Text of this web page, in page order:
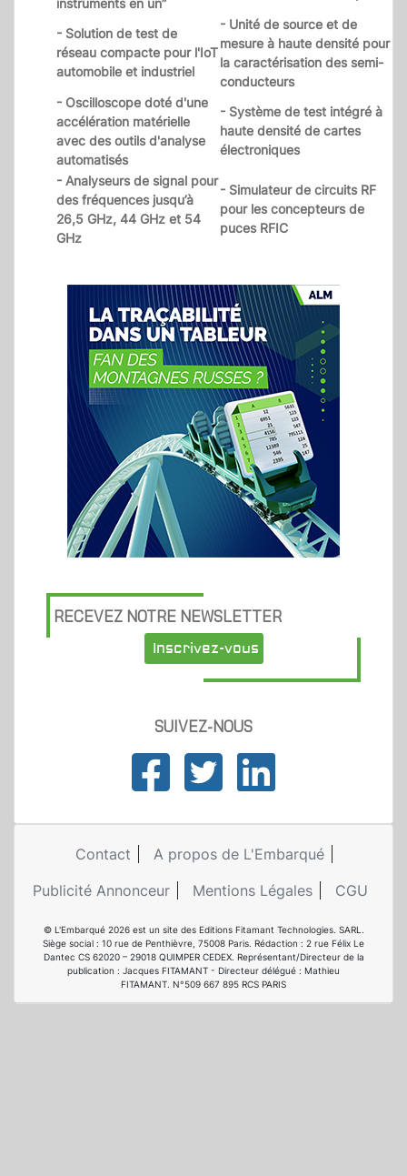
instruments en un”
- Solution de test de
réseau compacte pour l'IoT
automobile et industriel
- Unité de source et de
mesure à haute densité pour
la caractérisation des semi-
conducteurs
- Oscilloscope doté d'une
accélération matérielle
avec des outils d'analyse
automatisés
- Système de test intégré à
haute densité de cartes
électroniques
- Analyseurs de signal pour
des fréquences jusqu’à
26,5 GHz, 44 GHz et 54
GHz
- Simulateur de circuits RF
pour les concepteurs de
puces RFIC
RECEVEZ NOTRE NEWSLETTER
Inscrivez-vous
SUIVEZ-NOUS
Contact
A propos de L'Embarqué
Publicité Annonceur
Mentions Légales CGU
© L'Embarqué 2026 est un site des Editions Fitamant Technologies. SARL.
Siège social : 10 rue de Penthièvre, 75008 Paris. Rédaction : 2 rue Félix Le
Dantec CS 62020 – 29018 QUIMPER CEDEX. Représentant/Directeur de la
publication : Jacques FITAMANT - Directeur délégué : Mathieu
FITAMANT. N°509 667 895 RCS PARIS